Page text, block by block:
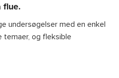
flue.
undersøgelser med en enkel
og fleksible